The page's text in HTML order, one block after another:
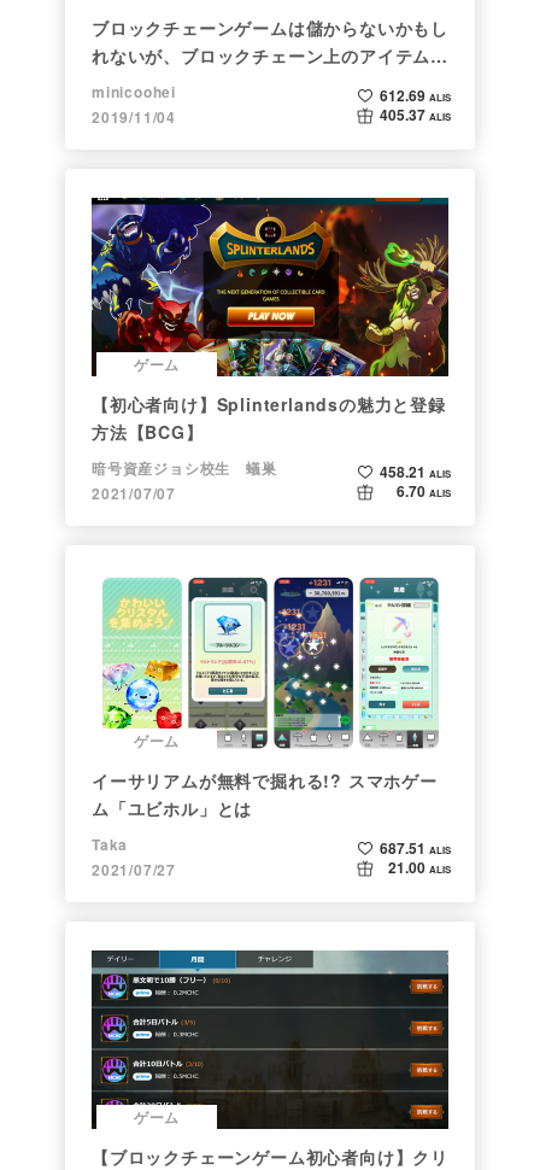
ブロックチェーンゲームは儲からないかもし
れないが、ブロックチェーン上のアイテムは
新しい形の投資になる。(読了:５分)
minicoohei
2019/11/04
612.69 ALIS
405.37 ALIS
ゲーム
【初心者向け】Splinterlandsの魅力と登録
方法【BCG】
暗号資産ジョシ校生 蟻巣
2021/07/07
458.21 ALIS
6.70 ALIS
ゲーム
イーサリアムが無料で掘れる!? スマホゲー
ム「ユビホル」とは
Taka
2021/07/27
687.51 ALIS
21.00 ALIS
ゲーム
【ブロックチェーンゲーム初心者向け】クリ